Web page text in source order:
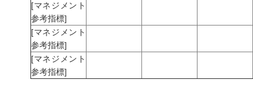
[マネジメント
参考指標]
[マネジメント
参考指標]
[マネジメント
参考指標]